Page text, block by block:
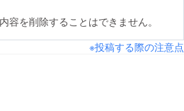
を削除することはできません。
※投稿する際の注意点